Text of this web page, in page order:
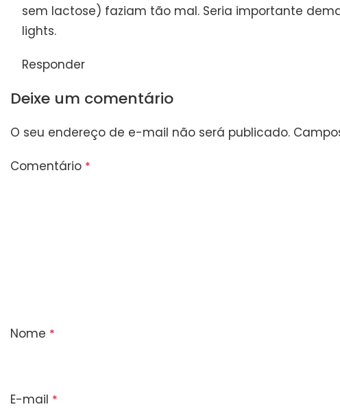
sem lactose) faziam tão mal. Seria importante
lights.
Responder
Deixe um comentário
O seu endereço de e-mail não será publicado.
Comentário *
Nome *
E-mail *